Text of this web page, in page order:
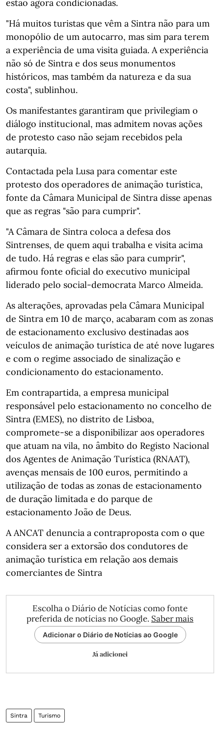
estão agora condicionadas.
"Há muitos turistas que vêm a Sintra não para um
monopólio de um autocarro, mas sim para terem
a experiência de uma visita guiada. A experiência
não só de Sintra e dos seus monumentos
históricos, mas também da natureza e da sua
costa", sublinhou.
Os manifestantes garantiram que privilegiam o
diálogo institucional, mas admitem novas ações
de protesto caso não sejam recebidos pela
autarquia.
Contactada pela Lusa para comentar este
protesto dos operadores de animação turística,
fonte da Câmara Municipal de Sintra disse apenas
que as regras "são para cumprir".
"A Câmara de Sintra coloca a defesa dos
Sintrenses, de quem aqui trabalha e visita acima
de tudo. Há regras e elas são para cumprir",
afirmou fonte oficial do executivo municipal
liderado pelo social-democrata Marco Almeida.
As alterações, aprovadas pela Câmara Municipal
de Sintra em 10 de março, acabaram com as zonas
de estacionamento exclusivo destinadas aos
veículos de animação turística de até nove lugares
e com o regime associado de sinalização e
condicionamento do estacionamento.
Em contrapartida, a empresa municipal
responsável pelo estacionamento no concelho de
Sintra (EMES), no distrito de Lisboa,
compromete-se a disponibilizar aos operadores
que atuam na vila, no âmbito do Registo Nacional
dos Agentes de Animação Turística (RNAAT),
avenças mensais de 100 euros, permitindo a
utilização de todas as zonas de estacionamento
de duração limitada e do parque de
estacionamento João de Deus.
A ANCAT denuncia a contraproposta com o que
considera ser a extorsão dos condutores de
animação turística em relação aos demais
comerciantes de Sintra
Escolha o Diário de Notícias como fonte
preferida de notícias no Google. Saber mais
Adicionar o Diário de Notícias ao Google
Já adicionei
Sintra Turismo